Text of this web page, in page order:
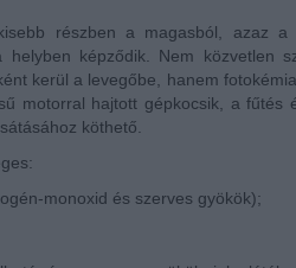
részben a magasból, azaz a
képződik. Nem közvetlen
kerül a levegőbe, hanem
motorral hajtott gépkocsik, a fűtés
köthető.
monoxid és szerves gyökök);